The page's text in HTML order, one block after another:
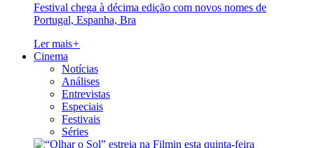
Festival chega à décima edição com novos nomes de
Portugal, Espanha, Bra
Ler mais+
Cinema
Notícias
Análises
Entrevistas
Especiais
Festivais
Séries